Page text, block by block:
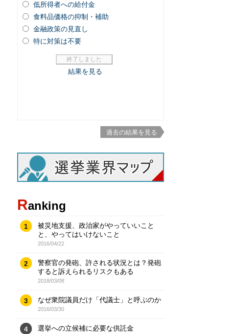
過去の結果を見る
Ranking
1
被災地支援、政治家がやっていいこと
と、やってはいけないこと
2016/04/22
2
警察官の発砲、許される状況とは？発砲
すると訴えられるリスクもある
2018/03/08
3 なぜ衆院議員だけ「代議士」と呼ぶのか
2016/03/30
4 選挙への立候補に必要な供託金